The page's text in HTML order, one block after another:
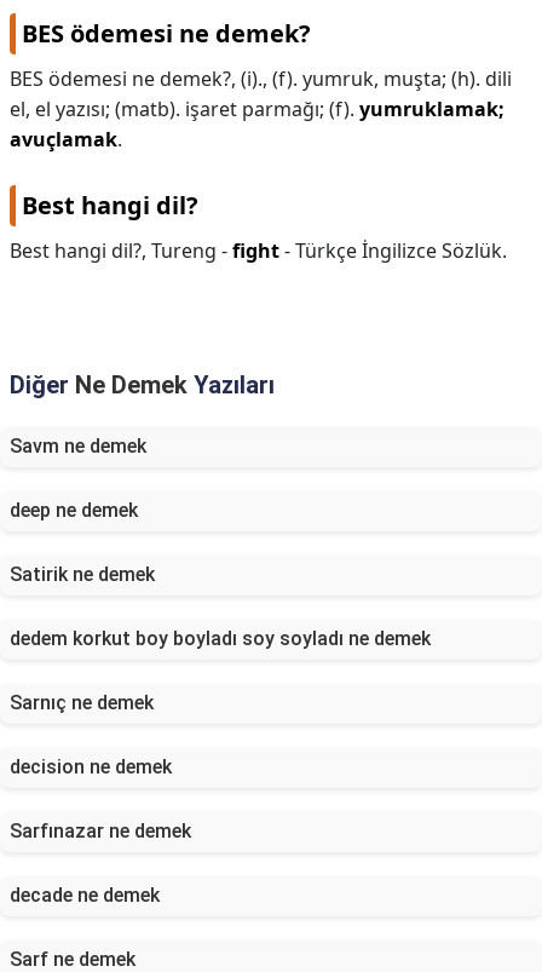
BES ödemesi ne demek?
BES ödemesi ne demek?, (i)., (f). yumruk, muşta; (h). dili
el, el yazısı; (matb). işaret parmağı; (f). yumruklamak;
avuçlamak.
Best hangi dil?
Best hangi dil?, Tureng -fight- Türkçe İngilizce Sözlük.
Diğer Ne Demek Yazıları
Savm ne demek
deep ne demek
Satirik ne demek
dedem korkut boy boyladı soy soyladı ne demek
Sarnıç ne demek
decision ne demek
Sarfınazar ne demek
decade ne demek
Sarf ne demek